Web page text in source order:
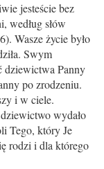
jesteście bez
według słów
Wasze życie było
Swym
dziewictwa Panny
po zrodzeniu.
i w ciele.
wydało
Tego, który Je
rodzi i dla którego